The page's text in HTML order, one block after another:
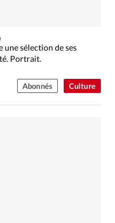
Culture
une sélection de ses
Portrait.
Abonnés